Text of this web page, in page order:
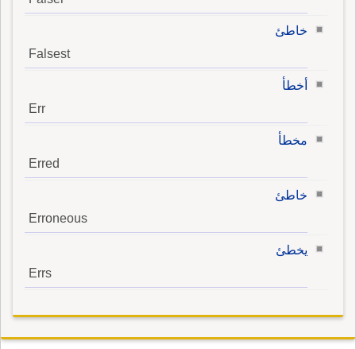
خاطئ
Falsest
أخطأ
Err
مخطأ
Erred
خاطئ
Erroneous
يخطئ
Errs